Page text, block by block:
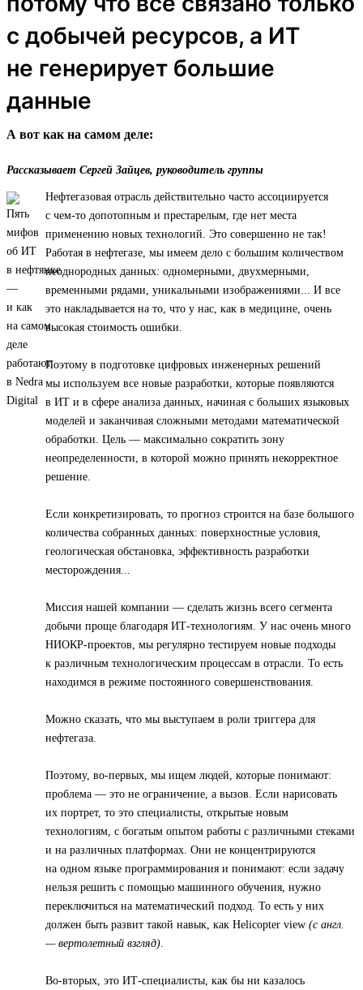
с добычей ресурсов, а ИТ
не генерирует большие
данные
А вот как на самом деле:
Рассказывает Сергей Зайцев, руководитель группы
Нефтегазовая отрасль действительно часто ассоциируется
с чем-то допотопным и престарелым, где нет места
применению новых технологий. Это совершенно не так!
Работая в нефтегазе, мы имеем дело с большим количеством
неоднородных данных: одномерными, двухмерными,
временными рядами, уникальными изображениями... И все
это накладывается на то, что у нас, как в медицине, очень
высокая стоимость ошибки.
Поэтому в подготовке цифровых инженерных решений
мы используем все новые разработки, которые появляются
в ИТ и в сфере анализа данных, начиная с больших языковых
моделей и заканчивая сложными методами математической
обработки. Цель — максимально сократить зону
неопределенности, в которой можно принять некорректное
решение.
Если конкретизировать, то прогноз строится на базе большого
количества собранных данных: поверхностные условия,
геологическая обстановка, эффективность разработки
месторождения...
Миссия нашей компании — сделать жизнь всего сегмента
добычи проще благодаря ИТ-технологиям. У нас очень много
НИОКР-проектов, мы регулярно тестируем новые подходы
к различным технологическим процессам в отрасли. То есть
находимся в режиме постоянного совершенствования.
Можно сказать, что мы выступаем в роли триггера для
нефтегаза.
Поэтому, во-первых, мы ищем людей, которые понимают:
проблема — это не ограничение, а вызов. Если нарисовать
их портрет, то это специалисты, открытые новым
технологиям, с богатым опытом работы с различными стеками
и на различных платформах. Они не концентрируются
на одном языке программирования и понимают: если задачу
нельзя решить с помощью машинного обучения, нужно
переключиться на математический подход. То есть у них
должен быть развит такой навык, как Helicopter view (с англ.
— вертолетный взгляд).
Во-вторых, это ИТ-специалисты, как бы ни казалось